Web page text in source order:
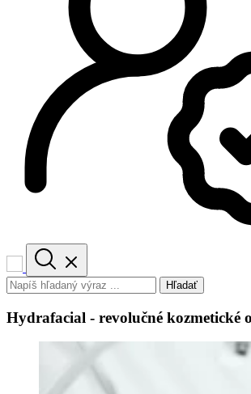
Hľadať
Hydrafacial - revolučné kozmetické